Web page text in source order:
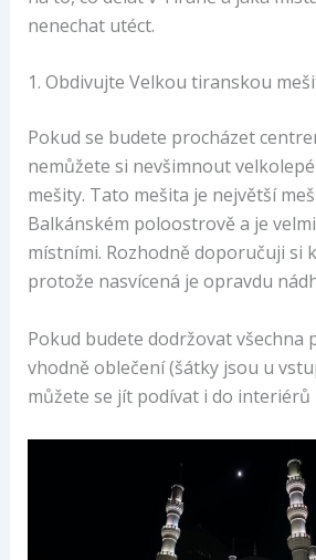
nenechat utéct.
1. Obdivujte Velkou tiranskou
Pokud se budete procházet
nemůžete si nevšimnout
mešity. Tato mešita je největší
Balkánském poloostrově a je
místními. Rozhodně doporučuji si
protože nasvícená je opravdu
Pokud budete dodržovat všechna
vhodně oblečení (šátky jsou u
můžete se jít podívat i do interiérů